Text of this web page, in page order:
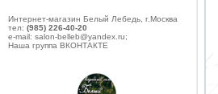
Интернет-магазин Белый Лебедь, г.Москва
тел: (985) 226-40-20
e-mail: salon-belleb@yandex.ru;
Наша группа ВКОНТАКТЕ